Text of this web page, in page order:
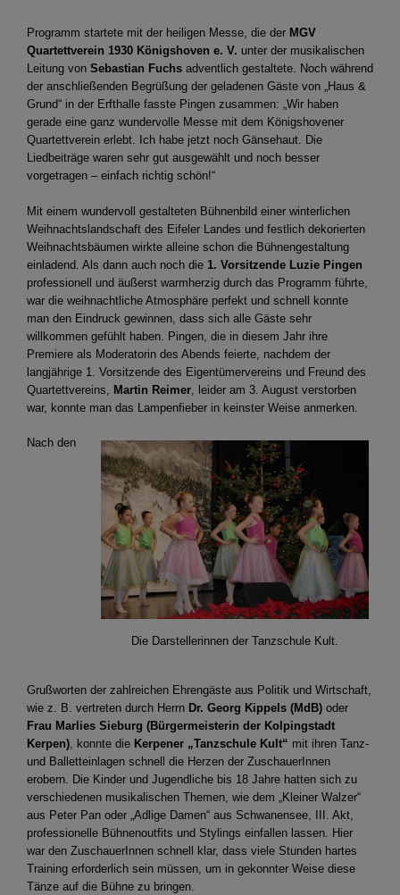
Programm startete mit der heiligen Messe, die der MGV
Quartettverein 1930 Königshoven e. V. unter der musikalischen
Leitung von Sebastian Fuchs adventlich gestaltete. Noch während
der anschließenden Begrüßung der geladenen Gäste von „Haus &
Grund“ in der Erfthalle fasste Pingen zusammen: „Wir haben
gerade eine ganz wundervolle Messe mit dem Königshovener
Quartettverein erlebt. Ich habe jetzt noch Gänsehaut. Die
Liedbeiträge waren sehr gut ausgewählt und noch besser
vorgetragen – einfach richtig schön!“
Mit einem wundervoll gestalteten Bühnenbild einer winterlichen
Weihnachtslandschaft des Eifeler Landes und festlich dekorierten
Weihnachtsbäumen wirkte alleine schon die Bühnengestaltung
einladend. Als dann auch noch die 1. Vorsitzende Luzie Pingen
professionell und äußerst warmherzig durch das Programm führte,
war die weihnachtliche Atmosphäre perfekt und schnell konnte
man den Eindruck gewinnen, dass sich alle Gäste sehr
willkommen gefühlt haben. Pingen, die in diesem Jahr ihre
Premiere als Moderatorin des Abends feierte, nachdem der
langjährige 1. Vorsitzende des Eigentümervereins und Freund des
Quartettvereins, Martin Reimer , leider am 3. August verstorben
war, konnte man das Lampenfieber in keinster Weise anmerken.
Die Darstellerinnen der Tanzschule Kult.
Nach den
Grußworten der zahlreichen Ehrengäste aus Politik und Wirtschaft,
wie z. B. vertreten durch Herrn Dr. Georg Kippels (MdB) oder
Frau Marlies Sieburg (Bürgermeisterin der Kolpingstadt
Kerpen), konnte die Kerpener „Tanzschule Kult“ mit ihren Tanz-
und Balletteinlagen schnell die Herzen der ZuschauerInnen
erobern. Die Kinder und Jugendliche bis 18 Jahre hatten sich zu
verschiedenen musikalischen Themen, wie dem „Kleiner Walzer“
aus Peter Pan oder „Adlige Damen“ aus Schwanensee, III. Akt,
professionelle Bühnenoutfits und Stylings einfallen lassen. Hier
war den ZuschauerInnen schnell klar, dass viele Stunden hartes
Training erforderlich sein müssen, um in gekonnter Weise diese
Tänze auf die Bühne zu bringen.